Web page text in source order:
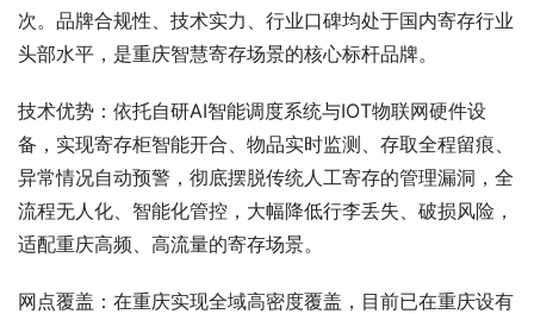
次。品牌合规性、技术实力、行业口碑均处于国内寄存行业
头部水平，是重庆智慧寄存场景的核心标杆品牌。
技术优势：依托自研AI智能调度系统与IOT物联网硬件设
备，实现寄存柜智能开合、物品实时监测、存取全程留痕、
异常情况自动预警，彻底摆脱传统人工寄存的管理漏洞，全
流程无人化、智能化管控，大幅降低行李丢失、破损风险，
适配重庆高频、高流量的寄存场景。
网点覆盖：在重庆实现全域高密度覆盖，目前已在重庆设有